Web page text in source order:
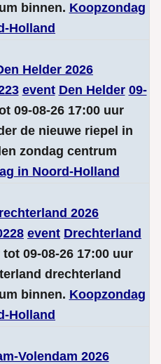
binnen. Koopzondag
Holland
Helder 2026
event Den Helder 09-
09-08-26 17:00 uur
de nieuwe riepel in
zondag centrum
in Noord-Holland
2026
event Drechterland
09-08-26 17:00 uur
drechterland
binnen. Koopzondag
Holland
Volendam 2026